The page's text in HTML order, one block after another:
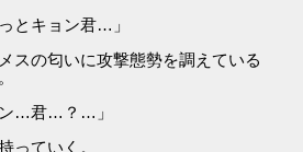
とキョン君…」
スの匂いに攻撃態勢を調えている
…君…？…」
っていく。